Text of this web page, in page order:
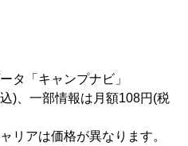
タ「キャンプナビ」
一部情報は月額108円(税
価格が異なります。